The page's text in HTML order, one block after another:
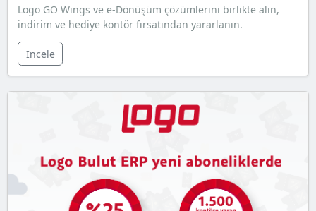
Logo GO Wings ve e-Dönüşüm çözümlerini birlikte alın,
indirim ve hediye kontör fırsatından yararlanın.
İncele